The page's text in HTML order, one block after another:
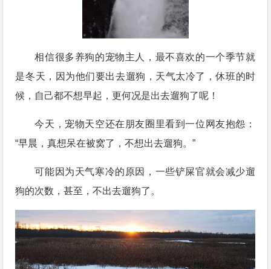
相信很多养狗的宠物主人，最不喜欢的一个季节就
是冬天，因为他们要出去遛狗，天气太冷了，休班的时
候，自己都不想早起，更何况是出去遛狗了呢！
今天，宠物天空还在朋友圈里看到一位网友抱怨：
“早晨，真想呆在被窝了，不想出去遛狗。”
可能因为天气寒冷的原因，一些铲屎官就会减少遛
狗的次数，甚至，不出去遛狗了。